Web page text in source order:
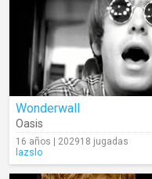
Wonderwall
Oasis
16 años | 202918 jugadas
lazslo